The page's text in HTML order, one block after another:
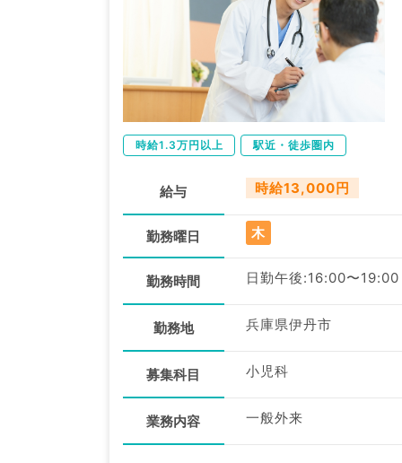
時給1.3万円以上 駅近・徒歩圏内
給与 時給13,000円
勤務曜日 木
勤務時間 日勤午後:16:00〜19:00
勤務地 兵庫県伊丹市
募集科目 小児科
業務内容 一般外来